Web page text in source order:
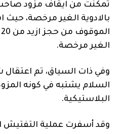
تمكنت من ايقاف مزود صاحب
بالادوية الغير مرخصة،
الغير مرخصة.
وفي ذات السياق، تم
السلام يشتبه في كونه
البلاستيكية.
وقد أسفرت عملية التفتيش